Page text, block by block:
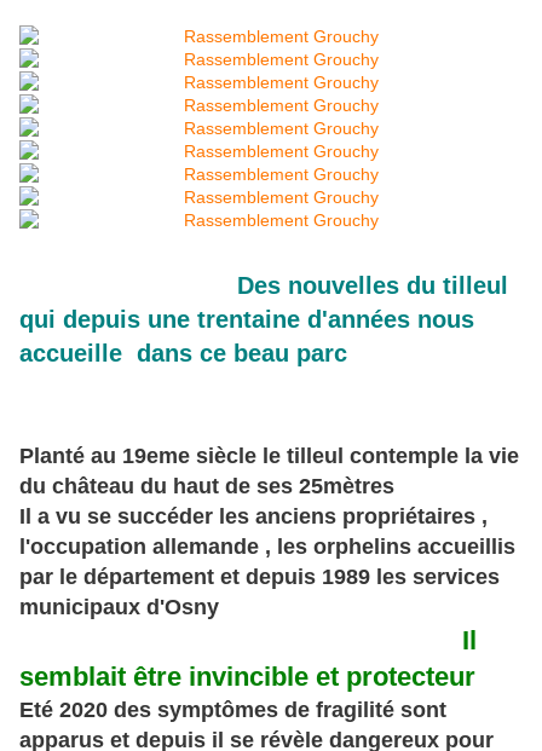
Des nouvelles du tilleul
qui depuis une trentaine d'années nous
accueille dans ce beau parc
Planté au 19eme siècle le tilleul contemple la vie
du château du haut de ses 25mètres
Il a vu se succéder les anciens propriétaires ,
l'occupation allemande , les orphelins accueillis
par le département et depuis 1989 les services
municipaux d'Osny
Il
semblait être invincible et protecteur
Eté 2020 des symptômes de fragilité sont
apparus et depuis il se révèle dangereux pour